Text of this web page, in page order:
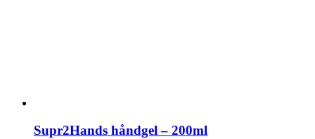
Supr2Hands håndgel – 200ml